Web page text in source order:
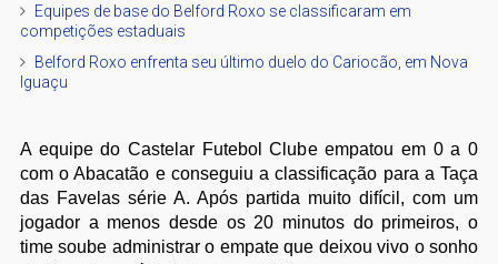
Equipes de base do Belford Roxo se classificaram em
competições estaduais
Belford Roxo enfrenta seu último duelo do Cariocão, em Nova
Iguaçu
A equipe do Castelar Futebol Clube empatou em 0 a 0
com o Abacatão e conseguiu a classificação para a Taça
das Favelas série A. Após partida muito difícil, com um
jogador a menos desde os 20 minutos do primeiros, o
time soube administrar o empate que deixou vivo o sonho